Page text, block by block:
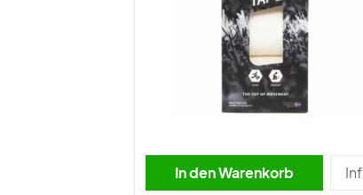
In den Warenkorb